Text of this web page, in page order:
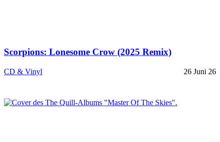
Scorpions: Lonesome Crow (2025 Remix)
CD & Vinyl 26 Juni 26